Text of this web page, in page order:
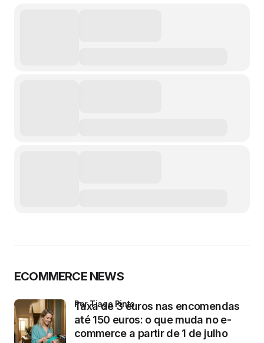
ECOMMERCE NEWS
Taxa de 3 euros nas encomendas
até 150 euros: o que muda no e-
commerce a partir de 1 de julho
por Tiago Pinto